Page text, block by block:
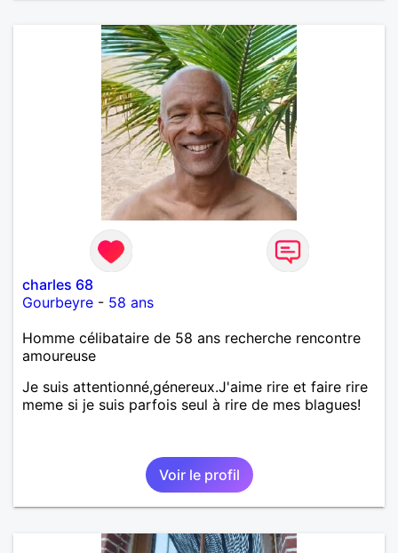
charles 68
Gourbeyre - 58 ans
Homme célibataire de 58 ans recherche rencontre
amoureuse
Je suis attentionné,génereux.J'aime rire et faire rire
meme si je suis parfois seul à rire de mes blagues!
Voir le profil